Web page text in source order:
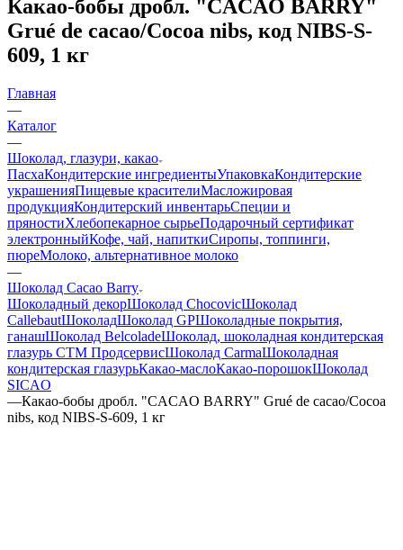
Какао-бобы дробл. "CACAO BARRY"
Grué de cacao/Cocoa nibs, код NIBS-S-
609, 1 кг
Главная
—
Каталог
—
Шоколад, глазури, какао
ПасхаКондитерские ингредиентыУпаковкаКондитерские
украшенияПищевые красителиМасложировая
продукцияКондитерский инвентарьСпеции и
пряностиХлебопекарное сырьеПодарочный сертификат
электронныйКофе, чай, напиткиСиропы, топпинги,
пюреМолоко, альтернативное молоко
—
Шоколад Cacao Barry
Шоколадный декорШоколад ChocovicШоколад
CallebautШоколадШоколад GPШоколадные покрытия,
ганашШоколад BelcoladeШоколад, шоколадная кондитерская
глазурь СТМ ПродсервисШоколад CarmaШоколадная
кондитерская глазурьКакао-маслоКакао-порошокШоколад
SICAO
—Какао-бобы дробл. "CACAO BARRY" Grué de cacao/Cocoa
nibs, код NIBS-S-609, 1 кг